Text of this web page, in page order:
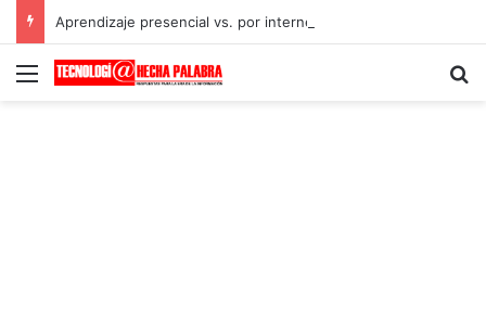
Aprendizaje presencial vs. por internet
Menú